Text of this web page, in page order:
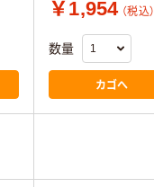
￥1,954 （税込）
数量
カゴへ